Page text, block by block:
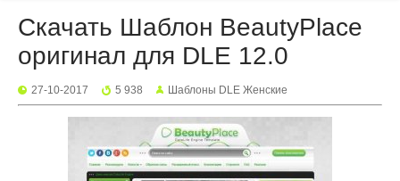
Скачать Шаблон BeautyPlace
оригинал для DLE 12.0
27-10-2017 5 938 Шаблоны DLE Женские